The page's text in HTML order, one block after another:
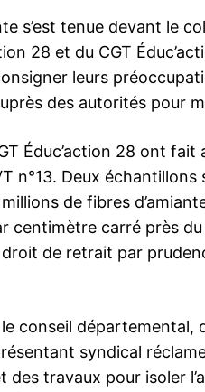
s’est tenue devant le
28 et du CGT
leurs
des autorités pour
Éduc’action 28 ont
n°13. Deux
de fibres
centimètre carré près
de retrait par
conseil
syndical
travaux pour isoler